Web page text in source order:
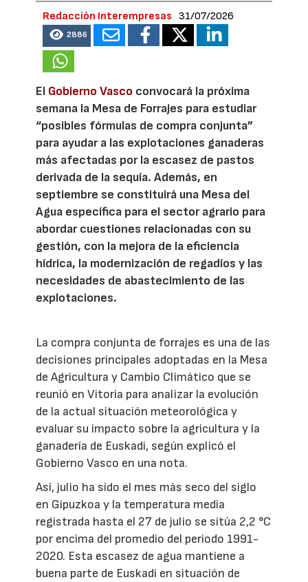
Redacción Interempresas 31/07/2026
2886
El Gobierno Vasco convocará la próxima
semana la Mesa de Forrajes para estudiar
“posibles fórmulas de compra conjunta”
para ayudar a las explotaciones ganaderas
más afectadas por la escasez de pastos
derivada de la sequía. Además, en
septiembre se constituirá una Mesa del
Agua específica para el sector agrario para
abordar cuestiones relacionadas con su
gestión, con la mejora de la eficiencia
hídrica, la modernización de regadíos y las
necesidades de abastecimiento de las
explotaciones.
La compra conjunta de forrajes es una de las
decisiones principales adoptadas en la Mesa
de Agricultura y Cambio Climático que se
reunió en Vitoria para analizar la evolución
de la actual situación meteorológica y
evaluar su impacto sobre la agricultura y la
ganadería de Euskadi, según explicó el
Gobierno Vasco en una nota.
Así, julio ha sido el mes más seco del siglo
en Gipuzkoa y la temperatura media
registrada hasta el 27 de julio se sitúa 2,2 °C
por encima del promedio del periodo 1991-
2020. Esta escasez de agua mantiene a
buena parte de Euskadi en situación de